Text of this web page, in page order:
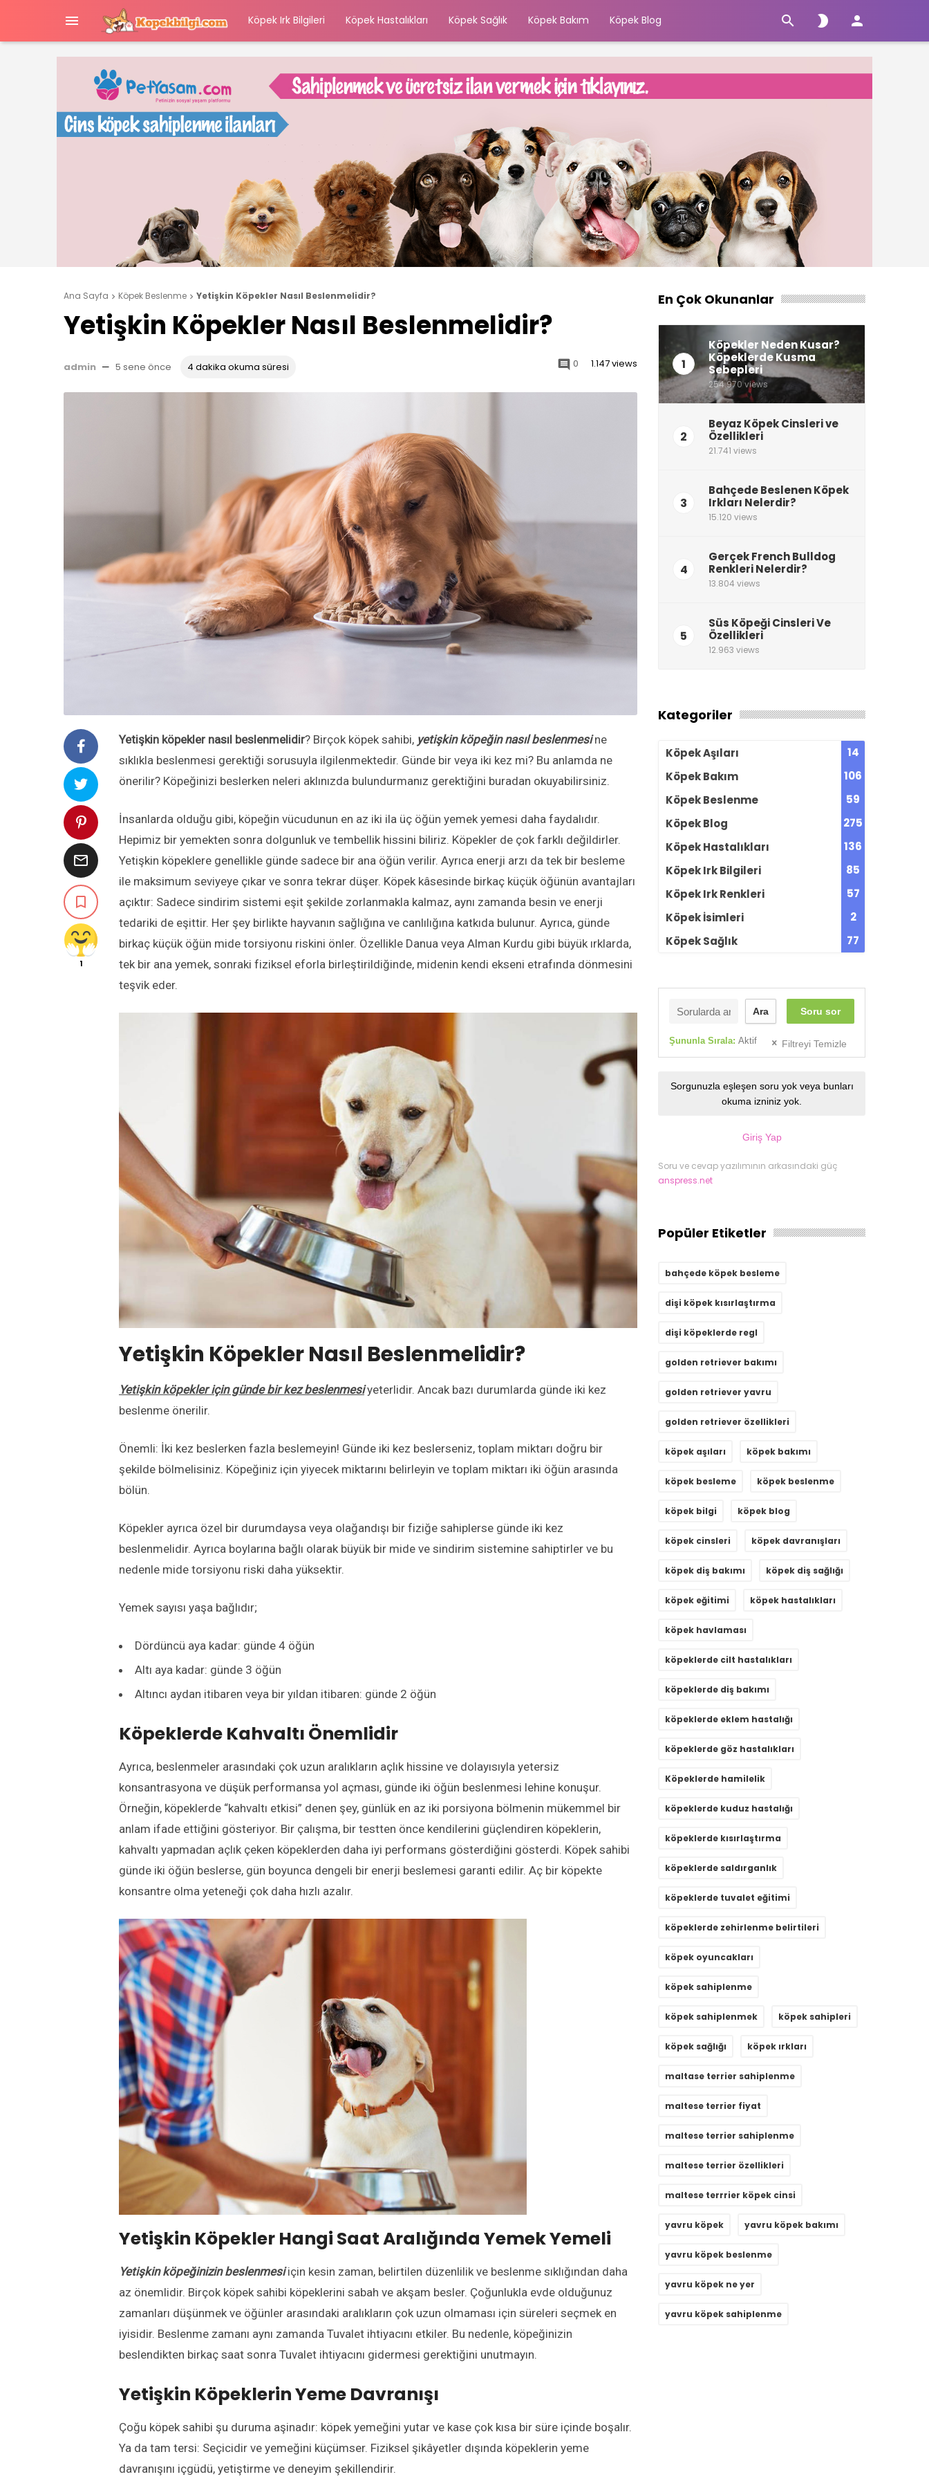
 Köpek Irk Bilgileri Köpek Hastalıkları Köpek Sağlık Köpek Bakım Köpek Blog   
Ana Sayfa  Köpek Beslenme  Yetişkin Köpekler Nasıl Beslenmelidir?
Yetişkin Köpekler Nasıl Beslenmelidir?
admin — 5 sene önce 4 dakika okuma süresi  0 1.147 views


1
Yetişkin köpekler nasıl beslenmelidir? Birçok köpek sahibi, yetişkin köpeğin nasıl beslenmesine
sıklıkla beslenmesi gerektiği sorusuyla ilgilenmektedir. Günde bir veya iki kez mi? Bu anlamda ne
önerilir? Köpeğinizi beslerken neleri aklınızda bulundurmanız gerektiğini buradan okuyabilirsiniz.
İnsanlarda olduğu gibi, köpeğin vücudunun en az iki ila üç öğün yemek yemesi daha faydalıdır.
Hepimiz bir yemekten sonra dolgunluk ve tembellik hissini biliriz. Köpekler de çok farklı değildirler.
Yetişkin köpeklere genellikle günde sadece bir ana öğün verilir. Ayrıca enerji arzı da tek bir besleme
ile maksimum seviyeye çıkar ve sonra tekrar düşer. Köpek kâsesinde birkaç küçük öğünün avantajları
açıktır: Sadece sindirim sistemi eşit şekilde zorlanmakla kalmaz, aynı zamanda besin ve enerji
tedariki de eşittir. Her şey birlikte hayvanın sağlığına ve canlılığına katkıda bulunur. Ayrıca, günde
birkaç küçük öğün mide torsiyonu riskini önler. Özellikle Danua veya Alman Kurdu gibi büyük ırklarda,
tek bir ana yemek, sonraki fiziksel eforla birleştirildiğinde, midenin kendi ekseni etrafında dönmesini
teşvik eder.
Yetişkin Köpekler Nasıl Beslenmelidir?
Yetişkin köpekler için günde bir kez beslenmesiyeterlidir. Ancak bazı durumlarda günde iki kez
beslenme önerilir.
Önemli: İki kez beslerken fazla beslemeyin! Günde iki kez beslerseniz, toplam miktarı doğru bir
şekilde bölmelisiniz. Köpeğiniz için yiyecek miktarını belirleyin ve toplam miktarı iki öğün arasında
bölün.
Köpekler ayrıca özel bir durumdaysa veya olağandışı bir fiziğe sahiplerse günde iki kez
beslenmelidir. Ayrıca boylarına bağlı olarak büyük bir mide ve sindirim sistemine sahiptirler ve bu
nedenle mide torsiyonu riski daha yüksektir.
Yemek sayısı yaşa bağlıdır;
Dördüncü aya kadar: günde 4 öğün
Altı aya kadar: günde 3 öğün
Altıncı aydan itibaren veya bir yıldan itibaren: günde 2 öğün
Köpeklerde Kahvaltı Önemlidir
Ayrıca, beslenmeler arasındaki çok uzun aralıkların açlık hissine ve dolayısıyla yetersiz
konsantrasyona ve düşük performansa yol açması, günde iki öğün beslenmesi lehine konuşur.
Örneğin, köpeklerde “kahvaltı etkisi” denen şey, günlük en az iki porsiyona bölmenin mükemmel bir
anlam ifade ettiğini gösteriyor. Bir çalışma, bir testten önce kendilerini güçlendiren köpeklerin,
kahvaltı yapmadan açlık çeken köpeklerden daha iyi performans gösterdiğini gösterdi. Köpek sahibi
günde iki öğün beslerse, gün boyunca dengeli bir enerji beslemesi garanti edilir. Aç bir köpekte
konsantre olma yeteneği çok daha hızlı azalır.
Yetişkin Köpekler Hangi Saat Aralığında Yemek Yemeli
Yetişkin köpeğinizin beslenmesiiçin kesin zaman, belirtilen düzenlilik ve beslenme sıklığından daha
az önemlidir. Birçok köpek sahibi köpeklerini sabah ve akşam besler. Çoğunlukla evde olduğunuz
zamanları düşünmek ve öğünler arasındaki aralıkların çok uzun olmaması için süreleri seçmek en
iyisidir. Beslenme zamanı aynı zamanda Tuvalet ihtiyacını etkiler. Bu nedenle, köpeğinizin
beslendikten birkaç saat sonra Tuvalet ihtiyacını gidermesi gerektiğini unutmayın.
Yetişkin Köpeklerin Yeme Davranışı
Çoğu köpek sahibi şu duruma aşinadır: köpek yemeğini yutar ve kase çok kısa bir süre içinde boşalır.
Ya da tam tersi: Seçicidir ve yemeğini küçümser. Fiziksel şikâyetler dışında köpeklerin yeme
davranışını içgüdü, yetiştirme ve deneyim şekillendirir.
En Çok Okunanlar
1
Köpekler Neden Kusar?
Köpeklerde Kusma
Sebepleri
254.970 views
2
Beyaz Köpek Cinsleri ve
Özellikleri
21.741 views
3
Bahçede Beslenen Köpek
Irkları Nelerdir?
15.120 views
4
Gerçek French Bulldog
Renkleri Nelerdir?
13.804 views
5
Süs Köpeği Cinsleri Ve
Özellikleri
12.963 views
Kategoriler
Köpek Aşıları
14
Köpek Bakım
106
Köpek Beslenme
59
Köpek Blog
275
Köpek Hastalıkları
136
Köpek Irk Bilgileri
85
Köpek Irk Renkleri
57
Köpek İsimleri
2
Köpek Sağlık
77
Soru sor
Ara
Şununla Sırala: Aktif Filtreyi Temizle
Sorgunuzla eşleşen soru yok veya bunları
okuma izniniz yok.
Giriş Yap
Soru ve cevap yazılımının arkasındaki güç
anspress.net
Popüler Etiketler
bahçede köpek besleme
dişi köpek kısırlaştırma
dişi köpeklerde regl
golden retriever bakımı
golden retriever yavru
golden retriever özellikleri
köpek aşıları köpek bakımı
köpek besleme köpek beslenme
köpek bilgi köpek blog
köpek cinsleri köpek davranışları
köpek diş bakımı köpek diş sağlığı
köpek eğitimi köpek hastalıkları
köpek havlaması
köpeklerde cilt hastalıkları
köpeklerde diş bakımı
köpeklerde eklem hastalığı
köpeklerde göz hastalıkları
Köpeklerde hamilelik
köpeklerde kuduz hastalığı
köpeklerde kısırlaştırma
köpeklerde saldırganlık
köpeklerde tuvalet eğitimi
köpeklerde zehirlenme belirtileri
köpek oyuncakları
köpek sahiplenme
köpek sahiplenmek köpek sahipleri
köpek sağlığı köpek ırkları
maltase terrier sahiplenme
maltese terrier fiyat
maltese terrier sahiplenme
maltese terrier özellikleri
maltese terrrier köpek cinsi
yavru köpek yavru köpek bakımı
yavru köpek beslenme
yavru köpek ne yer
yavru köpek sahiplenme